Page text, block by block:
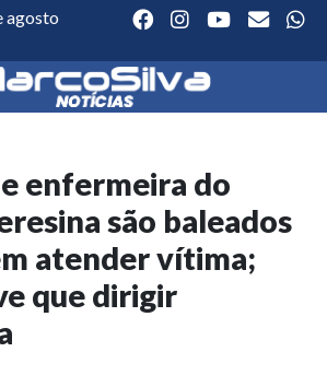
agosto
enfermeira do
são baleados
atender vítima;
que dirigir